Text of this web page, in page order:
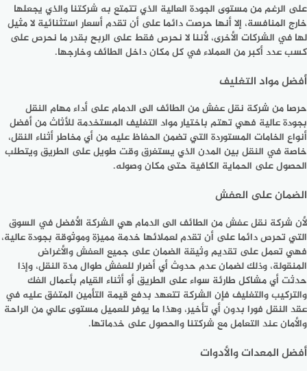
على الرغم من مستوى الجودة العالية الذي تتمتع به شركتنا والذي يجعلها
خارج المنافسة، إلا أنها حرصت دائما على أن تقدم أسعار استثنائية لا مثيل
لها في الشركات الأخرى، لأننا لا نحرص فقط على الربح بقدر ما نحرص على
كسب عدد أكبر من العملاء في كل مكان داخل الطائف وخارجها.
أفضل مواد التغليف
حرصا من شركة نقل عفش من الطائف الى الدمام على أداء مهام النقل
بجودة عالية فهي تهتم باختيار مواد التغليف المستخدمة للأثاث من أفضل
أنواع الخامات المستوردة التي تضمن الحفاظ عليه من أي مخاطر أثناء النقل،
خاصة في النقل بين المدن الذي يستغرق وقت طويل على الطريق ويتطلب
الحصول على الحماية الكافية حتى مكان وصوله.
الضمان على العفش
لأن شركة نقل عفش من الطائف الى الدمام هي الشركة الأفضل في السوق
التي تحرص دائما على أن تقدم لعملائها خدمة مميزة وموثوقة بجودة عالية،
فهي تعمل على تقديم وثيقة الضمان على جميع العفش والأغراض
المنقولة، وذلك لضمان عدم حدوث أي أضرار للعفش طوال مدة النقل، وإذا
حدثت أي مشاكل طارئة سواء على الطريق أو أثناء القيام بأعمال الفك
والتركيب والتغليف فإن الشركة تتعهد بدفع قيمة التأمين المتفق عليه في
عقد النقل فورا بدون أي تأخير، وهذا ما يوفر للعميل مستوى عالي من الراحة
والأمان عند التعامل مع شركتنا والحصول على خدماتها.
أفضل المعدات والأدوات